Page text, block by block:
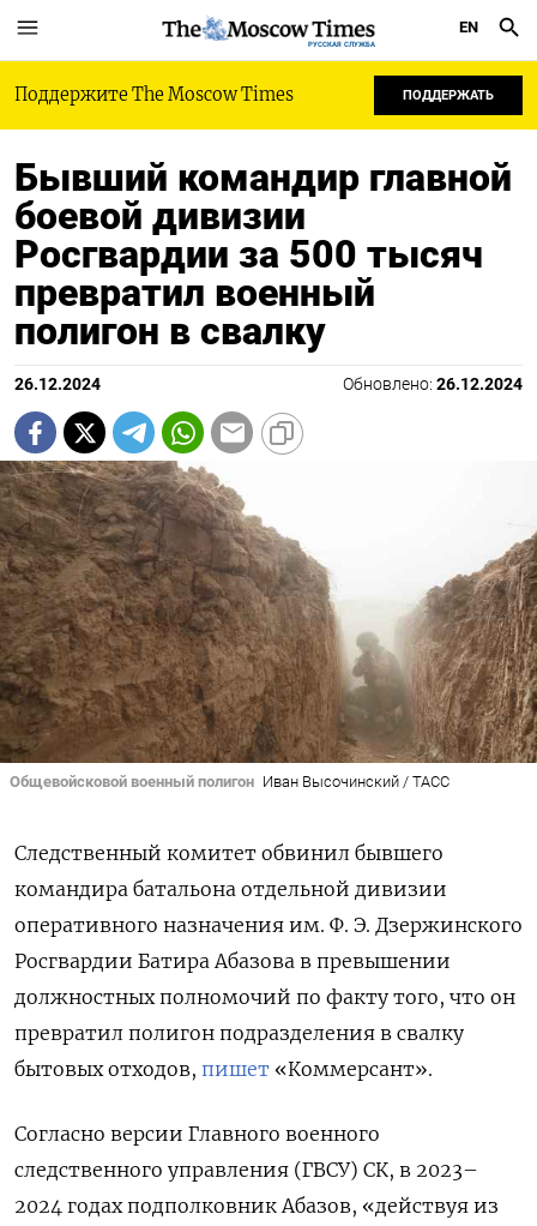
РУССКАЯ СЛУЖБА
EN
Поддержите The Moscow Times ПОДДЕРЖАТЬ
Бывший командир главной
боевой дивизии
Росгвардии за 500 тысяч
превратил военный
полигон в свалку
26.12.2024 Обновлено: 26.12.2024
Общевойсковой военный полигон Иван Высочинский / ТАСС
Следственный комитет обвинил бывшего
командира батальона отдельной дивизии
оперативного назначения им. Ф. Э. Дзержинского
Росгвардии Батира Абазова в превышении
должностных полномочий по факту того, что он
превратил полигон подразделения в свалку
бытовых отходов, пишет «Коммерсант».
Согласно версии Главного военного
следственного управления (ГВСУ) СК, в 2023–
2024 годах подполковник Абазов, «действуя из